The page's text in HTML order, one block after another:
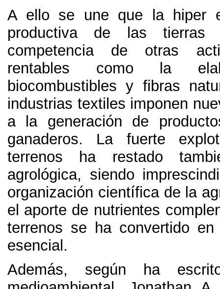
A ello se une que la hiper
productiva de las
competencia de otras
rentables como la
biocombustibles y fibras
industrias textiles imponen
a la generación de
ganaderos. La fuerte
terrenos ha restado
agrológica, siendo
organización científica de la
el aporte de nutrientes
terrenos se ha convertido en
esencial .
Además, según ha